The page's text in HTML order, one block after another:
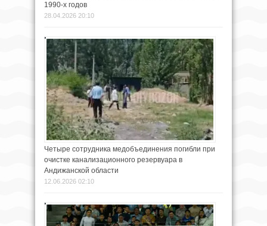
1990-х годов
28.04.2026 20:10
Четыре сотрудника медобъединения погибли при
очистке канализационного резервуара в
Андижанской области
12.06.2026 02:10